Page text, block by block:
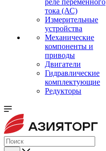
реле переменного
тока (АС)
Измерительные
устройства
Механические
компоненты и
приводы
Двигатели
Гидравлические
комплектующие
Редукторы